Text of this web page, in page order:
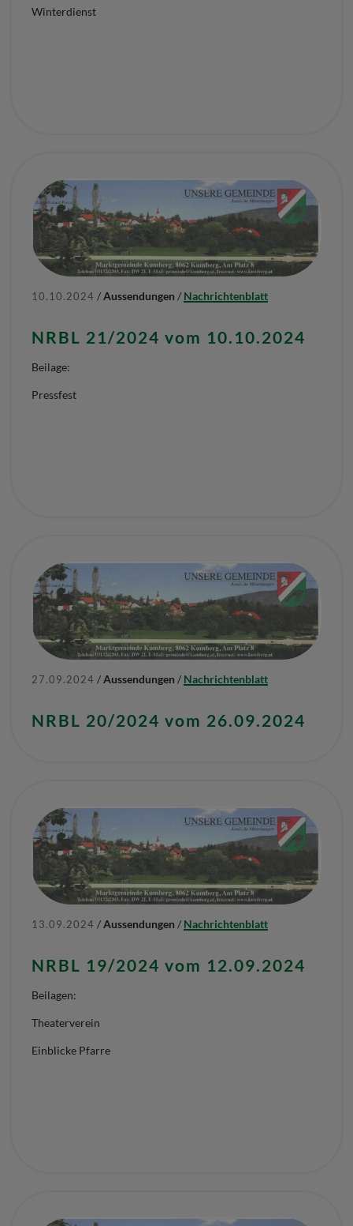
Winterdienst
10.10.2024 /Aussendungen / Nachrichtenblatt
NRBL 21/2024 vom 10.10.2024
Beilage:
Pressfest
27.09.2024 /Aussendungen / Nachrichtenblatt
NRBL 20/2024 vom 26.09.2024
13.09.2024 /Aussendungen / Nachrichtenblatt
NRBL 19/2024 vom 12.09.2024
Beilagen:
Theaterverein
Einblicke Pfarre